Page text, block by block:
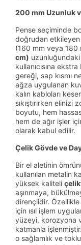
200 mm Uzunluk
Pense seçiminde
doğrudan
(160 mm veya 180
cm)
kullanıcısına
gereği, sap kısmı
ağza uygulanan
kalın kabloları
sıkıştırırken
boyutu, hem
hem de ağır işler
olarak kabul edilir.
Çelik Gövde ve
Bir el aletinin
kullanılan metalin
yüksek kaliteli
aşınmaya,
dirençlidir. Özellikle
için ısıl işlem
yüzeyi, korozyona
katmanla
o sağlamlık ve